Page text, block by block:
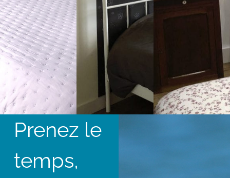
Prenez le
temps,